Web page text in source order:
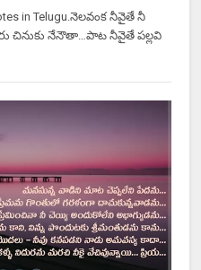
in Telugu.నెలవంక నీవైతే నీ
చినుకు నేనౌతా…పాట నీవైతే పల్లవి